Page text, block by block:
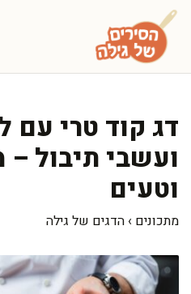
לדלג
לתוכן
דג קוד טרי עם
ועשבי תיבול
וטעים
מתכונים › הדגים של גילה